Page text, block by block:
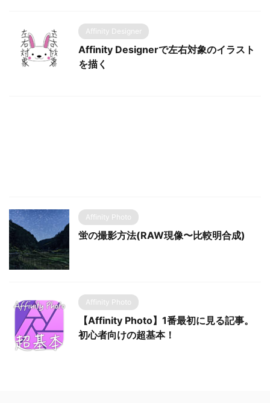
Affinity Designer
Affinity Designerで左右対象のイラスト
を描く
Affinity Photo
蛍の撮影方法(RAW現像〜比較明合成)
Affinity Photo
【Affinity Photo】1番最初に見る記事。
初心者向けの超基本！